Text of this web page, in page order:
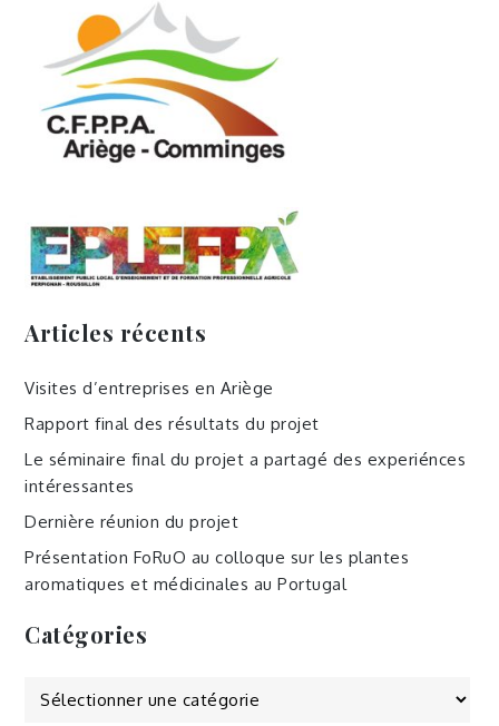
Articles récents
Visites d’entreprises en Ariège
Rapport final des résultats du projet
Le séminaire final du projet a partagé des experiénces
intéressantes
Dernière réunion du projet
Présentation FoRuO au colloque sur les plantes
aromatiques et médicinales au Portugal
Catégories
Catégories